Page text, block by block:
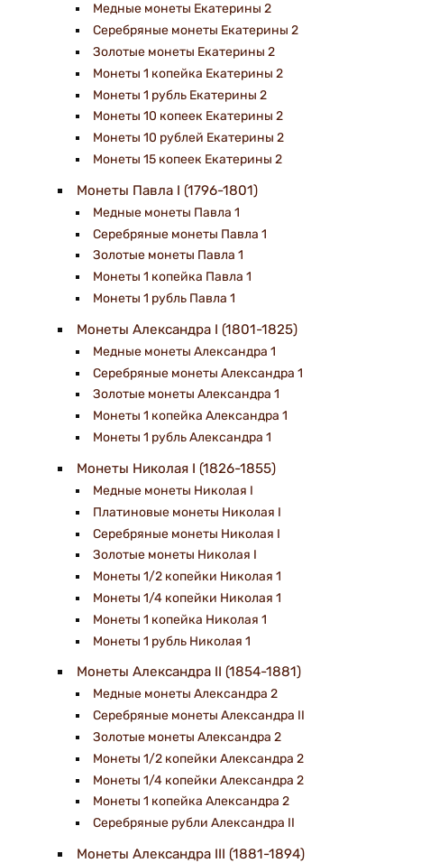
Медные монеты Екатерины 2
Серебряные монеты Екатерины 2
Золотые монеты Екатерины 2
Монеты 1 копейка Екатерины 2
Монеты 1 рубль Екатерины 2
Монеты 10 копеек Екатерины 2
Монеты 10 рублей Екатерины 2
Монеты 15 копеек Екатерины 2
Монеты Павла I (1796-1801)
Медные монеты Павла 1
Серебряные монеты Павла 1
Золотые монеты Павла 1
Монеты 1 копейка Павла 1
Монеты 1 рубль Павла 1
Монеты Александра I (1801-1825)
Медные монеты Александра 1
Серебряные монеты Александра 1
Золотые монеты Александра 1
Монеты 1 копейка Александра 1
Монеты 1 рубль Александра 1
Монеты Николая I (1826-1855)
Медные монеты Николая I
Платиновые монеты Николая I
Серебряные монеты Николая I
Золотые монеты Николая I
Монеты 1/2 копейки Николая 1
Монеты 1/4 копейки Николая 1
Монеты 1 копейка Николая 1
Монеты 1 рубль Николая 1
Монеты Александра II (1854-1881)
Медные монеты Александра 2
Серебряные монеты Александра II
Золотые монеты Александра 2
Монеты 1/2 копейки Александра 2
Монеты 1/4 копейки Александра 2
Монеты 1 копейка Александра 2
Серебряные рубли Александра II
Монеты Александра III (1881-1894)